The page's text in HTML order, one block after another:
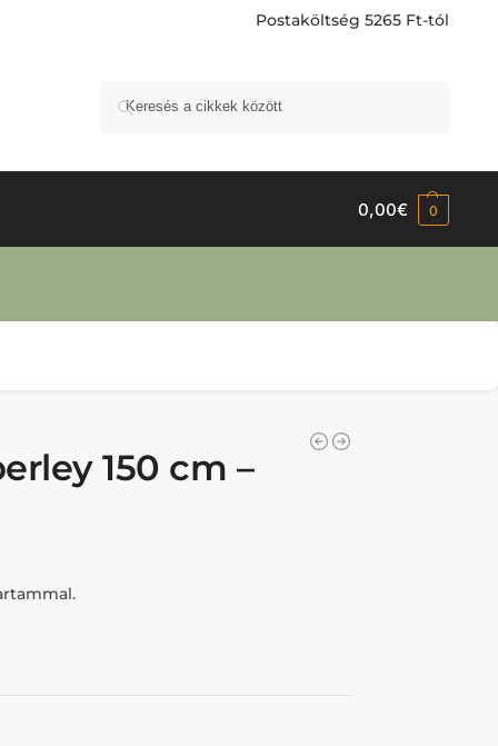
Postaköltség 5265 Ft-tól
0,00€ 0
150 cm –